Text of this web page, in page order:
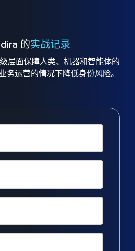
的实战记录
层面保障人类、机器和智能体的
务运营的情况下降低身份风险。